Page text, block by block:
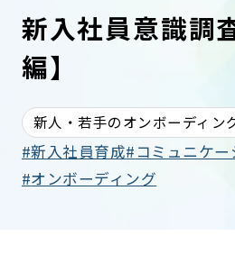
新入社員意識調
編】
新人・若手のオンボーディン
新入社員育成 コミュニケ
オンボーディング